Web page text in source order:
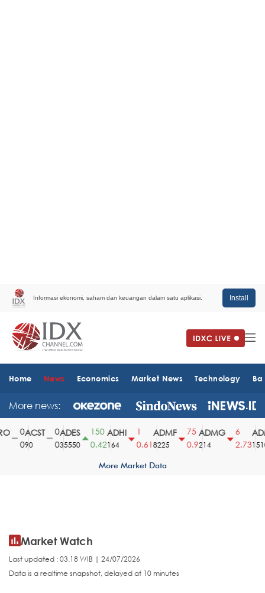
Informasi ekonomi, saham dan keuangan dalam satu aplikasi. Install
Home News Economics Market News Technology
More news:
ACST
90
ADES
35550
150
0.42
ADHI
164
0.61
ADMF
8225
75
0.9
ADMG
214
2.731510
More Market Data
Market Watch
Last updated : 03.18 WIB | 24/07/2026
Data is a realtime snapshot, delayed at 10 minutes